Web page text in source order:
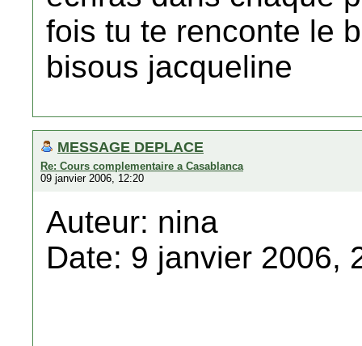
fois tu te renconte le
bisous jacqueline
MESSAGE DEPLACE
Re: Cours complementaire a Casablanca
09 janvier 2006, 12:20
Auteur: nina
Date: 9 janvier 2006,